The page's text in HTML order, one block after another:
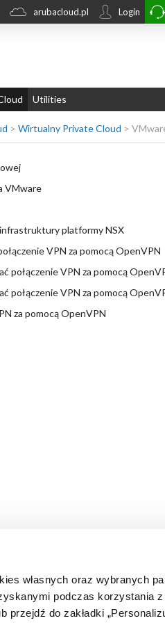
własnych oraz wybranych
podczas korzystania
przejdź do zakładki
arubacloud.pl Login
Utilities
> Wirtualny Private Cloud >
VMware
platformy NSX
VPN za pomocą OpenVPN
połączenie VPN za pomocą
połączenie VPN za pomocą
za pomocą OpenVPN
Nie